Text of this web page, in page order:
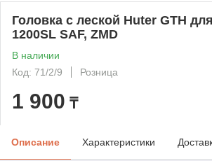
Головка с леской Huter GTH
1200SL SAF, ZMD
В наличии
Код: 71/2/9
Розница
1 900 ₸
Описание Характеристики